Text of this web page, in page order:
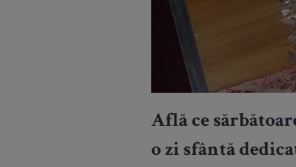
Află ce
o zi sfântă